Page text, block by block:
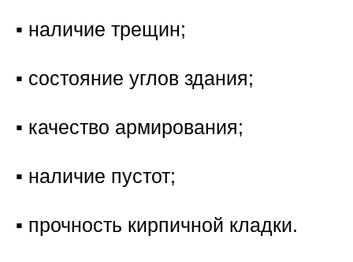
▪️ наличие трещин;
▪️ состояние углов здания;
▪️ качество армирования;
▪️ наличие пустот;
▪️ прочность кирпичной кладки.